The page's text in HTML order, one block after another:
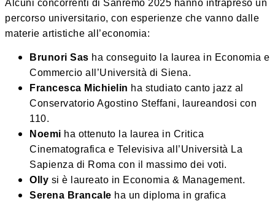
Alcuni concorrenti di Sanremo 2025 hanno intrapreso un
percorso universitario, con esperienze che vanno dalle
materie artistiche all’economia:
Brunori Sas ha conseguito la laurea in Economia e
Commercio all’Università di Siena.
Francesca Michielin ha studiato canto jazz al
Conservatorio Agostino Steffani, laureandosi con
110.
Noemi ha ottenuto la laurea in Critica
Cinematografica e Televisiva all’Università La
Sapienza di Roma con il massimo dei voti.
Olly si è laureato in Economia & Management.
Serena Brancale ha un diploma in grafica